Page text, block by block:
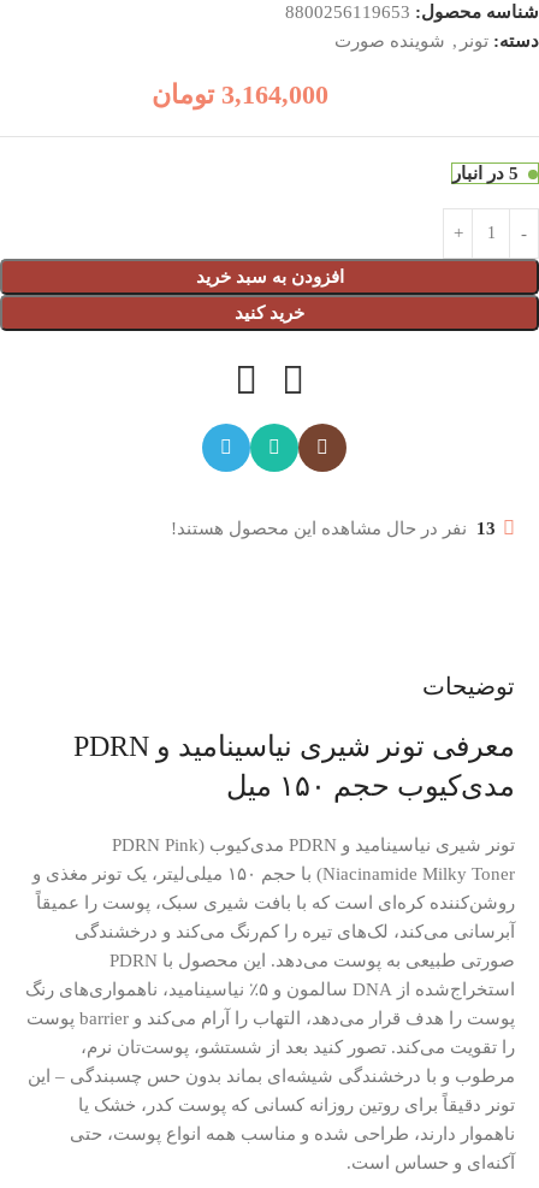
شناسه محصول: 8800256119653
دسته: تونر , شوینده صورت
3,164,000 تومان
5 در انبار
افزودن به سبد خرید
خرید کنید
13 نفر در حال مشاهده این محصول هستند!
توضیحات
معرفی تونر شیری نیاسینامید و PDRN
مدی‌کیوب حجم ۱۵۰ میل
تونر شیری نیاسینامید و PDRN مدی‌کیوب (PDRN Pink
Niacinamide Milky Toner) با حجم ۱۵۰ میلی‌لیتر، یک تونر مغذی و
روشن‌کننده کره‌ای است که با بافت شیری سبک، پوست را عمیقاً
آبرسانی می‌کند، لک‌های تیره را کم‌رنگ می‌کند و درخشندگی
صورتی طبیعی به پوست می‌دهد. این محصول با PDRN
استخراج‌شده از DNA سالمون و ۵٪ نیاسینامید، ناهمواری‌های رنگ
پوست را هدف قرار می‌دهد، التهاب را آرام می‌کند و barrier پوست
را تقویت می‌کند. تصور کنید بعد از شستشو، پوست‌تان نرم،
مرطوب و با درخشندگی شیشه‌ای بماند بدون حس چسبندگی – این
تونر دقیقاً برای روتین روزانه کسانی که پوست کدر، خشک یا
ناهموار دارند، طراحی شده و مناسب همه انواع پوست، حتی
آکنه‌ای و حساس است.